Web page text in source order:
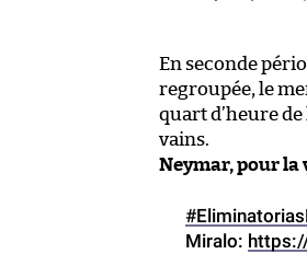
En seconde
regroupée, le
quart d’heure
vains.
Neymar, pour la
Miralo: